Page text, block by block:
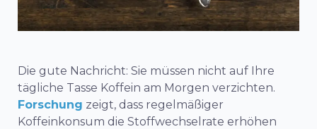
Die gute Nachricht: Sie müssen nicht auf Ihre
tägliche Tasse Koffein am Morgen verzichten.
Forschung zeigt, dass regelmäßiger
Koffeinkonsum die Stoffwechselrate erhöhen